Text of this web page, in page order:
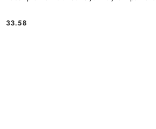
Cena:
33.58